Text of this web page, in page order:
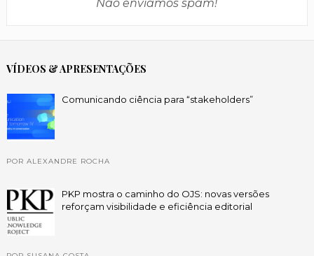
Não enviamos spam!
VÍDEOS & APRESENTAÇÕES
Comunicando ciência para “stakeholders”
POR ALEXANDRE ROCHA
PKP mostra o caminho do OJS: novas versões
reforçam visibilidade e eficiência editorial